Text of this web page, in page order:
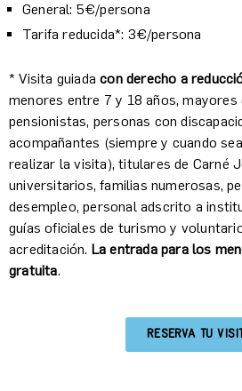
General: 5€/persona
Tarifa reducida*: 3€/persona
* Visita guiadacon derecho a
menores entre 7 y 18 años, mayores
pensionistas, personas con
acompañantes (siempre y cuando
realizar la visita), titulares de Carné
universitarios, familias numerosas,
desempleo, personal adscrito a
guías oficiales de turismo y
acreditación. La entrada para los
gratuita.
RESERVA TU